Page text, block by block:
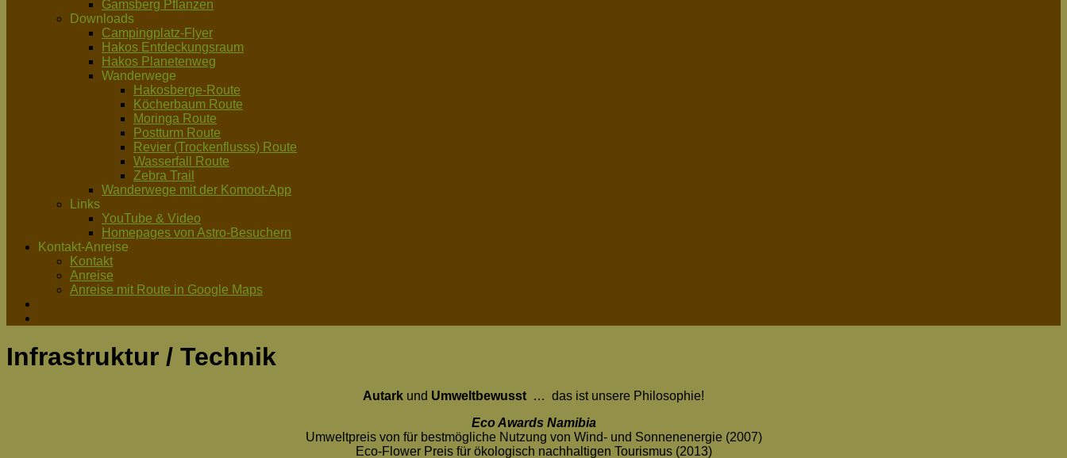
Gamsberg Pflanzen
Downloads
Campingplatz-Flyer
Hakos Entdeckungsraum
Hakos Planetenweg
Wanderwege
Hakosberge-Route
Köcherbaum Route
Moringa Route
Postturm Route
Revier (Trockenflusss) Route
Wasserfall Route
Zebra Trail
Wanderwege mit der Komoot-App
Links
YouTube & Video
Homepages von Astro-Besuchern
Kontakt-Anreise
Kontakt
Anreise
Anreise mit Route in Google Maps
Infrastruktur / Technik
Autark und Umweltbewusst … das ist unsere Philosophie!
Eco Awards Namibia
Umweltpreis von für bestmögliche Nutzung von Wind- und Sonnenenergie (2007)
Eco-Flower Preis für ökologisch nachhaltigen Tourismus (2013)